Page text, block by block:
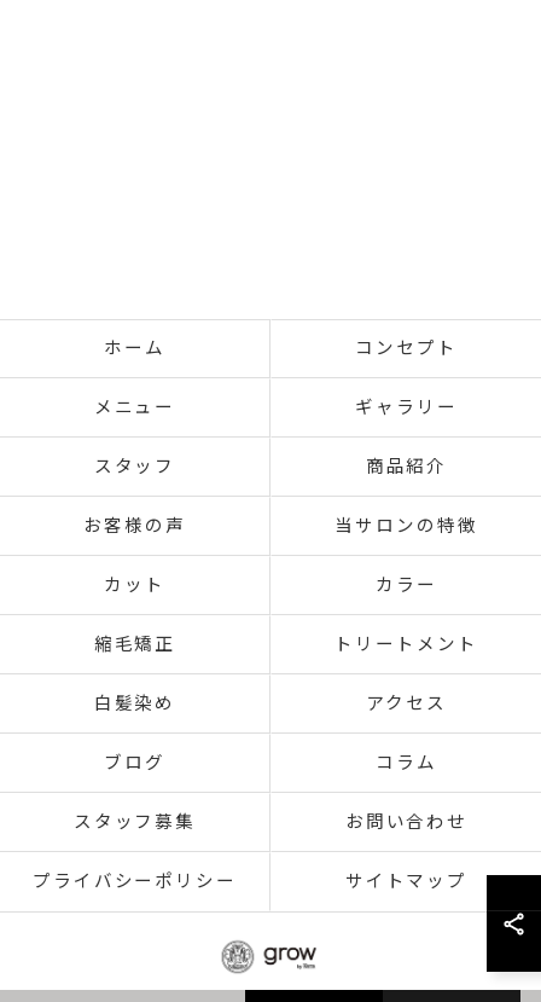
ホーム コンセプト
メニュー ギャラリー
スタッフ 商品紹介
お客様の声 当サロンの特徴
カット カラー
縮毛矯正 トリートメント
白髪染め アクセス
ブログ コラム
スタッフ募集 お問い合わせ
プライバシーポリシー サイトマップ